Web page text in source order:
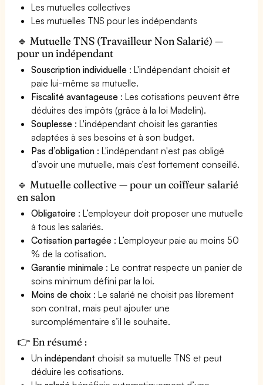
Les mutuelles collectives
Les mutuelles TNS pour les indépendants
🔹 Mutuelle TNS (Travailleur Non Salarié) —
pour un indépendant
Souscription individuelle : L'indépendant choisit et
paie lui-même sa mutuelle.
Fiscalité avantageuse : Les cotisations peuvent être
déduites des impôts (grâce à la loi Madelin).
Souplesse : L'indépendant choisit les garanties
adaptées à ses besoins et à son budget.
Pas d’obligation : L'indépendant n'est pas obligé
d’avoir une mutuelle, mais c’est fortement conseillé.
🔹 Mutuelle collective — pour un coiffeur salarié
en salon
Obligatoire : L’employeur doit proposer une mutuelle
à tous les salariés.
Cotisation partagée : L’employeur paie au moins 50
% de la cotisation.
Garantie minimale : Le contrat respecte un panier de
soins minimum défini par la loi.
Moins de choix : Le salarié ne choisit pas librement
son contrat, mais peut ajouter une
surcomplémentaire s’il le souhaite.
👉 En résumé :
Unindépendant choisit sa mutuelle TNS et peut
déduire les cotisations.